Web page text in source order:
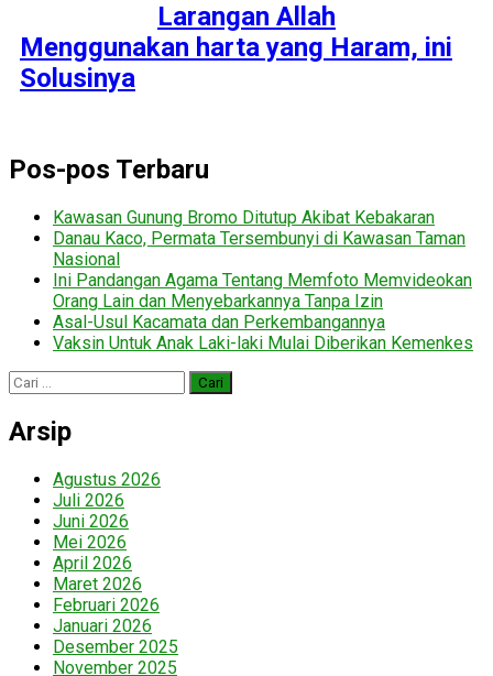
Larangan Allah
Menggunakan harta yang Haram, ini
Solusinya
Pos-pos Terbaru
Kawasan Gunung Bromo Ditutup Akibat Kebakaran
Danau Kaco, Permata Tersembunyi di Kawasan Taman
Nasional
Ini Pandangan Agama Tentang Memfoto Memvideokan
Orang Lain dan Menyebarkannya Tanpa Izin
Asal-Usul Kacamata dan Perkembangannya
Vaksin Untuk Anak Laki-laki Mulai Diberikan Kemenkes
Cari
untuk:
Arsip
Agustus 2026
Juli 2026
Juni 2026
Mei 2026
April 2026
Maret 2026
Februari 2026
Januari 2026
Desember 2025
November 2025